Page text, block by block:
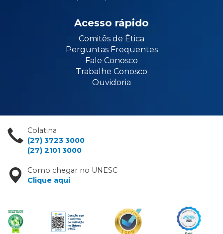
Acesso rápido
Comitês de Ética
Perguntas Frequentes
Fale Conosco
Trabalhe Conosco
Ouvidoria
Colatina
(27) 3723 3000
(27) 2101 3000
Como chegar no UNESC
Clique aqui.